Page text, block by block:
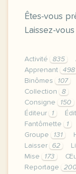
Êtes-vous
Laissez-
Activité 835
Apprenant
498
Binômes
107
Collection
8
Consigne
150
Éditeur
1
Fantômette
1
Groupe
131
Laisser
62
Mise
173
Reportage